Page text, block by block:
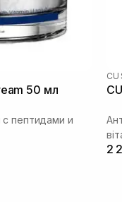
50 мл
пептидами и
CU
2